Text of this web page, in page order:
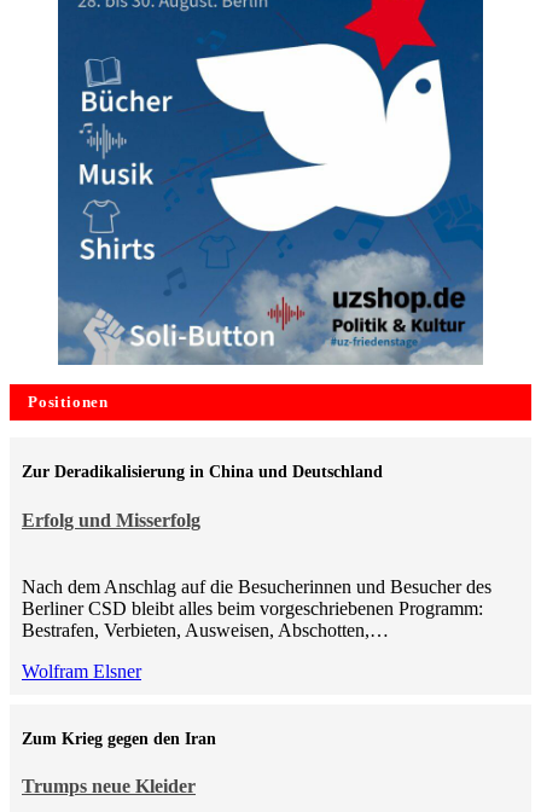
Positionen
Erfolg und Misserfolg
Zur Deradikalisierung in China und Deutschland
Nach dem Anschlag auf die Besucherinnen und Besucher des
Berliner CSD bleibt alles beim vorgeschriebenen Programm:
Bestrafen, Verbieten, Ausweisen, Abschotten,…
Wolfram Elsner
Trumps neue Kleider
Zum Krieg gegen den Iran